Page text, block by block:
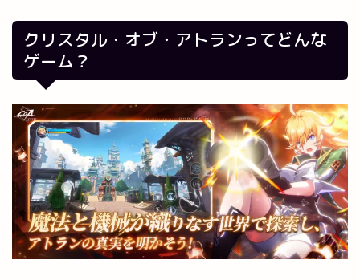
クリスタル・オブ・アトランってどんな
ゲーム？